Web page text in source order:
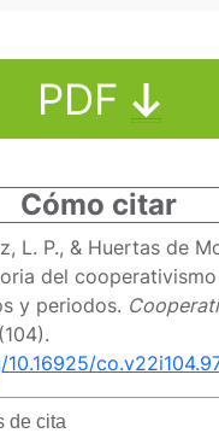
PDF
Cómo citar
L. P., & Huertas de
del cooperativismo
y periodos.
de cita